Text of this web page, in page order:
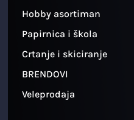
Hobby asortiman
Papirnica i škola
Crtanje i skiciranje
BRENDOVI
Veleprodaja